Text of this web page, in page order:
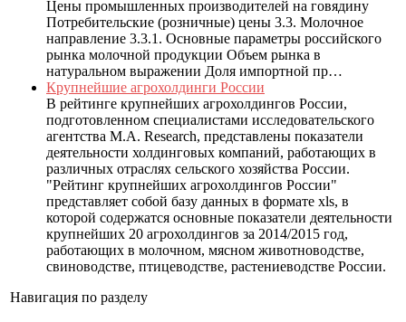
Цены промышленных производителей на говядину
Потребительские (розничные) цены 3.3. Молочное
направление 3.3.1. Основные параметры российского
рынка молочной продукции Объем рынка в
натуральном выражении Доля импортной пр…
Крупнейшие агрохолдинги России
В рейтинге крупнейших агрохолдингов России,
подготовленном специалистами исследовательского
агентства M.A. Research, представлены показатели
деятельности холдинговых компаний, работающих в
различных отраслях сельского хозяйства России.
"Рейтинг крупнейших агрохолдингов России"
представляет собой базу данных в формате xls, в
которой содержатся основные показатели деятельности
крупнейших 20 агрохолдингов за 2014/2015 год,
работающих в молочном, мясном животноводстве,
свиноводстве, птицеводстве, растениеводстве России.
Навигация по разделу